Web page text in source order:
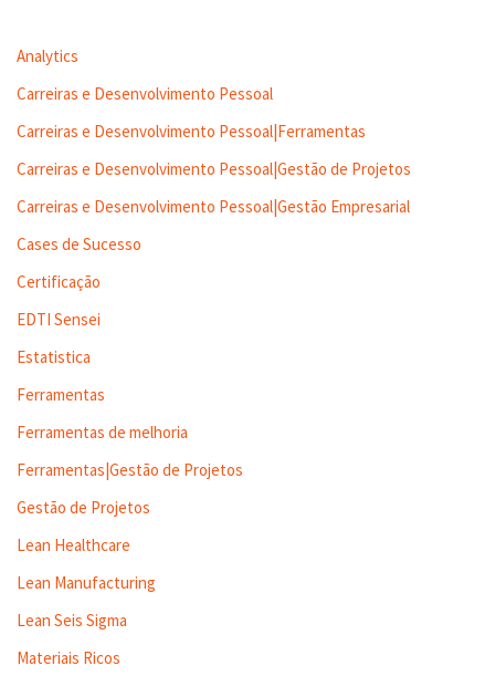
Analytics
Carreiras e Desenvolvimento Pessoal
Carreiras e Desenvolvimento Pessoal|Ferramentas
Carreiras e Desenvolvimento Pessoal|Gestão de Projetos
Carreiras e Desenvolvimento Pessoal|Gestão Empresarial
Cases de Sucesso
Certificação
EDTI Sensei
Estatistica
Ferramentas
Ferramentas de melhoria
Ferramentas|Gestão de Projetos
Gestão de Projetos
Lean Healthcare
Lean Manufacturing
Lean Seis Sigma
Materiais Ricos